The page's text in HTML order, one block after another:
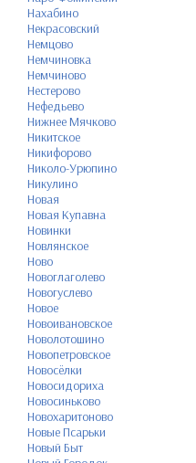
Нахабино
Некрасовский
Немцово
Немчиновка
Немчиново
Нестерово
Нефедьево
Нижнее Мячково
Никитское
Никифорово
Николо-Урюпино
Никулино
Новая
Новая Купавна
Новинки
Новлянское
Ново
Новоглаголево
Новогуслево
Новое
Новоивановское
Новолотошино
Новопетровское
Новосёлки
Новосидориха
Новосиньково
Новохаритоново
Новые Псарьки
Новый Быт